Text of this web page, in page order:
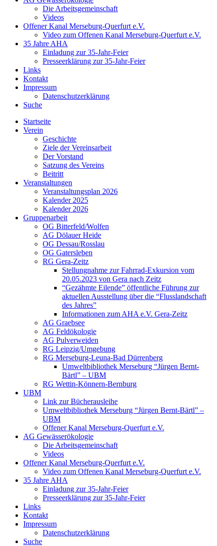
Die Arbeitsgemeinschaft
Videos
Offener Kanal Merseburg-Querfurt e.V.
Video zum Offenen Kanal Merseburg-Querfurt e.V.
35 Jahre AHA
Einladung zur 35-Jahr-Feier
Presseerklärung zur 35-Jahr-Feier
Links
Kontakt
Impressum
Datenschutzerklärung
Suche
Startseite
Verein
Geschichte
Ziele der Vereinsarbeit
Der Vorstand
Satzung des Vereins
Beitritt
Veranstaltungen
Veranstaltungsplan 2026
Kalender 2025
Kalender 2026
Gruppenarbeit
OG Bitterfeld/Wolfen
AG Dölauer Heide
OG Dessau/Rosslau
OG Gatersleben
RG Gera-Zeitz
Stellungnahme zur Fahrrad-Exkursion vom
20.05.2023 von Gera nach Zeitz
“Gezähmte Eilende” öffentliche Führung zur
aktuellen Ausstellung über die “Flusslandschaft
des Jahres”
Informationen zum AHA e.V. Gera-Zeitz
AG Graebsee
AG Feldökologie
AG Pulverweiden
RG Leipzig/Umgebung
RG Merseburg-Leuna-Bad Dürrenberg
Umweltbibliothek Merseburg “Jürgen Bernt-
Bärtl” – UBM
RG Wettin-Könnern-Bernburg
UBM
Link zur Bücherausleihe
Umweltbibliothek Merseburg “Jürgen Bernt-Bärtl” –
UBM
Offener Kanal Merseburg-Querfurt e.V.
AG Gewässerökologie
Die Arbeitsgemeinschaft
Videos
Offener Kanal Merseburg-Querfurt e.V.
Video zum Offenen Kanal Merseburg-Querfurt e.V.
35 Jahre AHA
Einladung zur 35-Jahr-Feier
Presseerklärung zur 35-Jahr-Feier
Links
Kontakt
Impressum
Datenschutzerklärung
Suche